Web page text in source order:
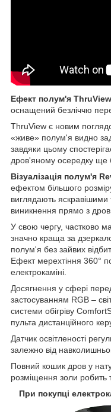
Ефект полум'я ThruView
оснащений безліччю
ThruView є новим
«живе» полум'я видно
завдяки цьому
дров'яному осередку ще
Візуалізація полум'я
ефектом більшого
виглядають
виникнення прямо з
У свою чергу, частково
значно краща за
полум'я без зайвих
Ефект мерехтіння 360°
електрокаміні.
Досягнення у сфері
застосуванням RGB –
системи обігріву
пульта дистанційного
Датчик освітленості
залежно від
Повний кошик дров у
розміщення золи робить
При покупці